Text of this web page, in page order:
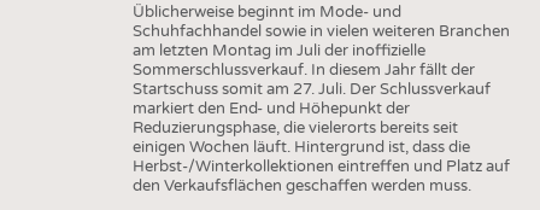
Üblicherweise beginnt im Mode- und
Schuhfachhandel sowie in vielen weiteren Branchen
am letzten Montag im Juli der inoffizielle
Sommerschlussverkauf. In diesem Jahr fällt der
Startschuss somit am 27. Juli. Der Schlussverkauf
markiert den End- und Höhepunkt der
Reduzierungsphase, die vielerorts bereits seit
einigen Wochen läuft. Hintergrund ist, dass die
Herbst-/Winterkollektionen eintreffen und Platz auf
den Verkaufsflächen geschaffen werden muss.